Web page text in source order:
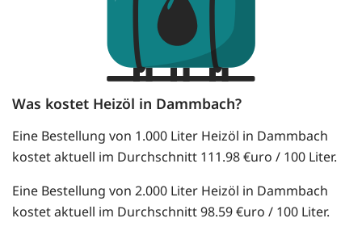
Was kostet Heizöl in Dammbach?
Eine Bestellung von 1.000 Liter Heizöl in Dammbach
kostet aktuell im Durchschnitt 111.98 €uro / 100 Liter.
Eine Bestellung von 2.000 Liter Heizöl in Dammbach
kostet aktuell im Durchschnitt 98.59 €uro / 100 Liter.